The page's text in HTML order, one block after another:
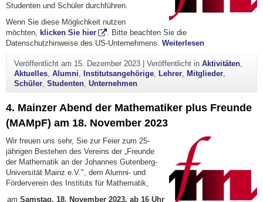
Studenten und Schüler durchführen.
Wenn Sie diese Möglichkeit nutzen
möchten, klicken Sie hier
. Bitte beachten Sie die
Datenschutzhinweise des US-Unternehmens. Weiterlesen"Spenden jetzt
Veröffentlicht am 15. Dezember 2023| Veröffentlicht in Aktivitäten,
Aktuelles, Alumni, Institutsangehörige, Lehrer, Mitglieder,
Schüler, Studenten, Unternehmen
4. Mainzer Abend der Mathematiker plus Freunde
(MAMpF) am 18. November 2023
Wir freuen uns sehr, Sie zur Feier zum 25-
jährigen Bestehen des Vereins der „Freunde
der Mathematik an der Johannes Gutenberg-
Universität Mainz e.V.", dem Alumni- und
Förderverein des Instituts für Mathematik,
am Samstag, 18. November 2023, ab 16 Uhr